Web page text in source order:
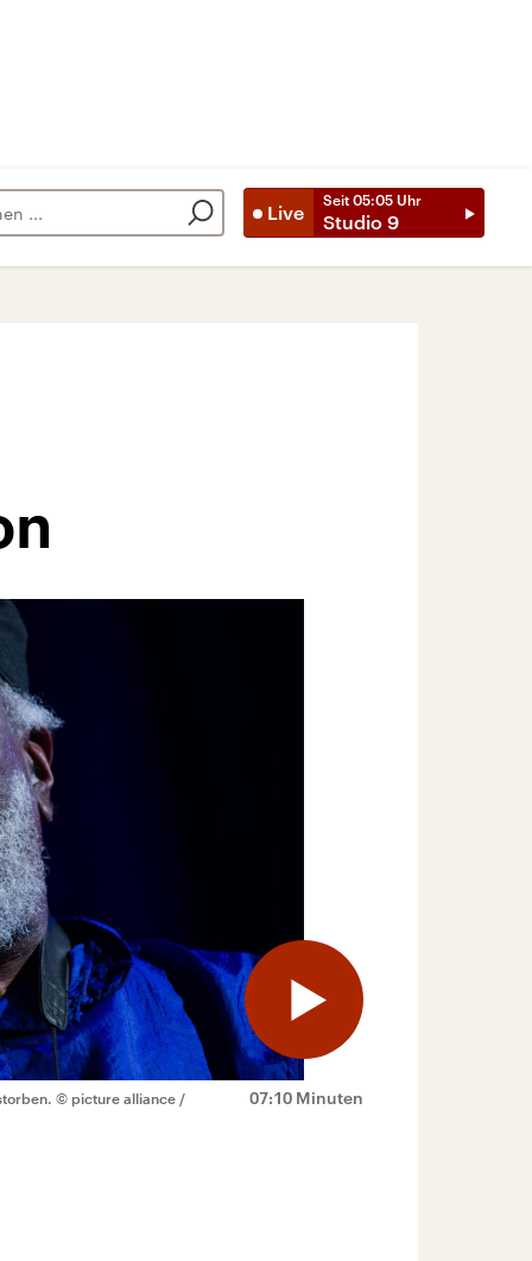
Live
Seit 05:05 Uhr
Studio 9
07:10 Minuten
© picture alliance /